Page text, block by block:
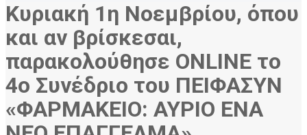
Κυριακή 1η Νοεμβρίου, όπου
και αν βρίσκεσαι,
παρακολούθησε ONLINE το
4ο Συνέδριο του ΠΕΙΦΑΣΥΝ
«ΦΑΡΜΑΚΕΙΟ: ΑΥΡΙΟ ΕΝΑ